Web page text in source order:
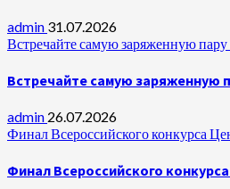
admin 31.07.2026
Встречайте самую заряженную
Встречайте самую
admin 26.07.2026
Финал Всероссийского конкурса
Финал Всероссийского